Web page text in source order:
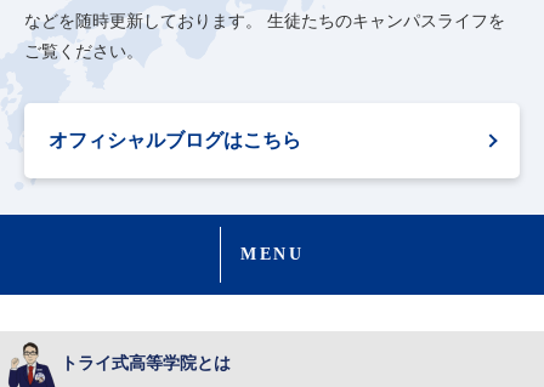
などを随時更新しております。
生徒たちのキャンパスライフを
ご覧ください。
オフィシャルブログはこちら
MENU
トライ式高等学院とは